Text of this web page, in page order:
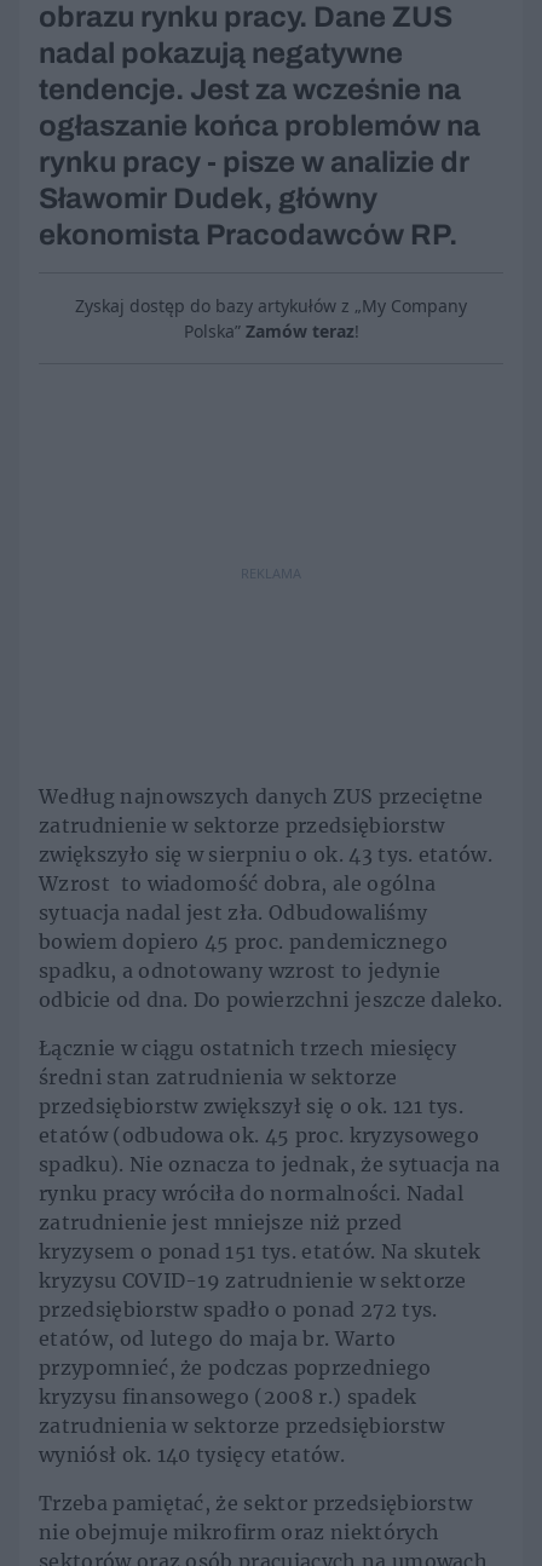
obrazu rynku pracy. Dane ZUS
nadal pokazują negatywne
tendencje. Jest za wcześnie na
ogłaszanie końca problemów na
rynku pracy - pisze w analizie dr
Sławomir Dudek, główny
ekonomista Pracodawców RP.
Zyskaj dostęp do bazy artykułów z „My Company
Polska” Zamów teraz!
REKLAMA
Według najnowszych danych ZUS przeciętne
zatrudnienie w sektorze przedsiębiorstw
zwiększyło się w sierpniu o ok. 43 tys. etatów.
Wzrost to wiadomość dobra, ale ogólna
sytuacja nadal jest zła. Odbudowaliśmy
bowiem dopiero 45 proc. pandemicznego
spadku, a odnotowany wzrost to jedynie
odbicie od dna. Do powierzchni jeszcze daleko.
Łącznie w ciągu ostatnich trzech miesięcy
średni stan zatrudnienia w sektorze
przedsiębiorstw zwiększył się o ok. 121 tys.
etatów (odbudowa ok. 45 proc. kryzysowego
spadku). Nie oznacza to jednak, że sytuacja na
rynku pracy wróciła do normalności. Nadal
zatrudnienie jest mniejsze niż przed
kryzysem o ponad 151 tys. etatów. Na skutek
kryzysu COVID-19 zatrudnienie w sektorze
przedsiębiorstw spadło o ponad 272 tys.
etatów, od lutego do maja br. Warto
przypomnieć, że podczas poprzedniego
kryzysu finansowego (2008 r.) spadek
zatrudnienia w sektorze przedsiębiorstw
wyniósł ok. 140 tysięcy etatów.
Trzeba pamiętać, że sektor przedsiębiorstw
nie obejmuje mikrofirm oraz niektórych